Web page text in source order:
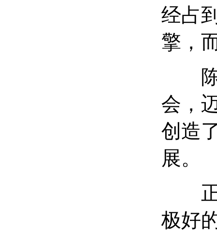
经占
擎，
陈
会，
创造
展。
正
极好